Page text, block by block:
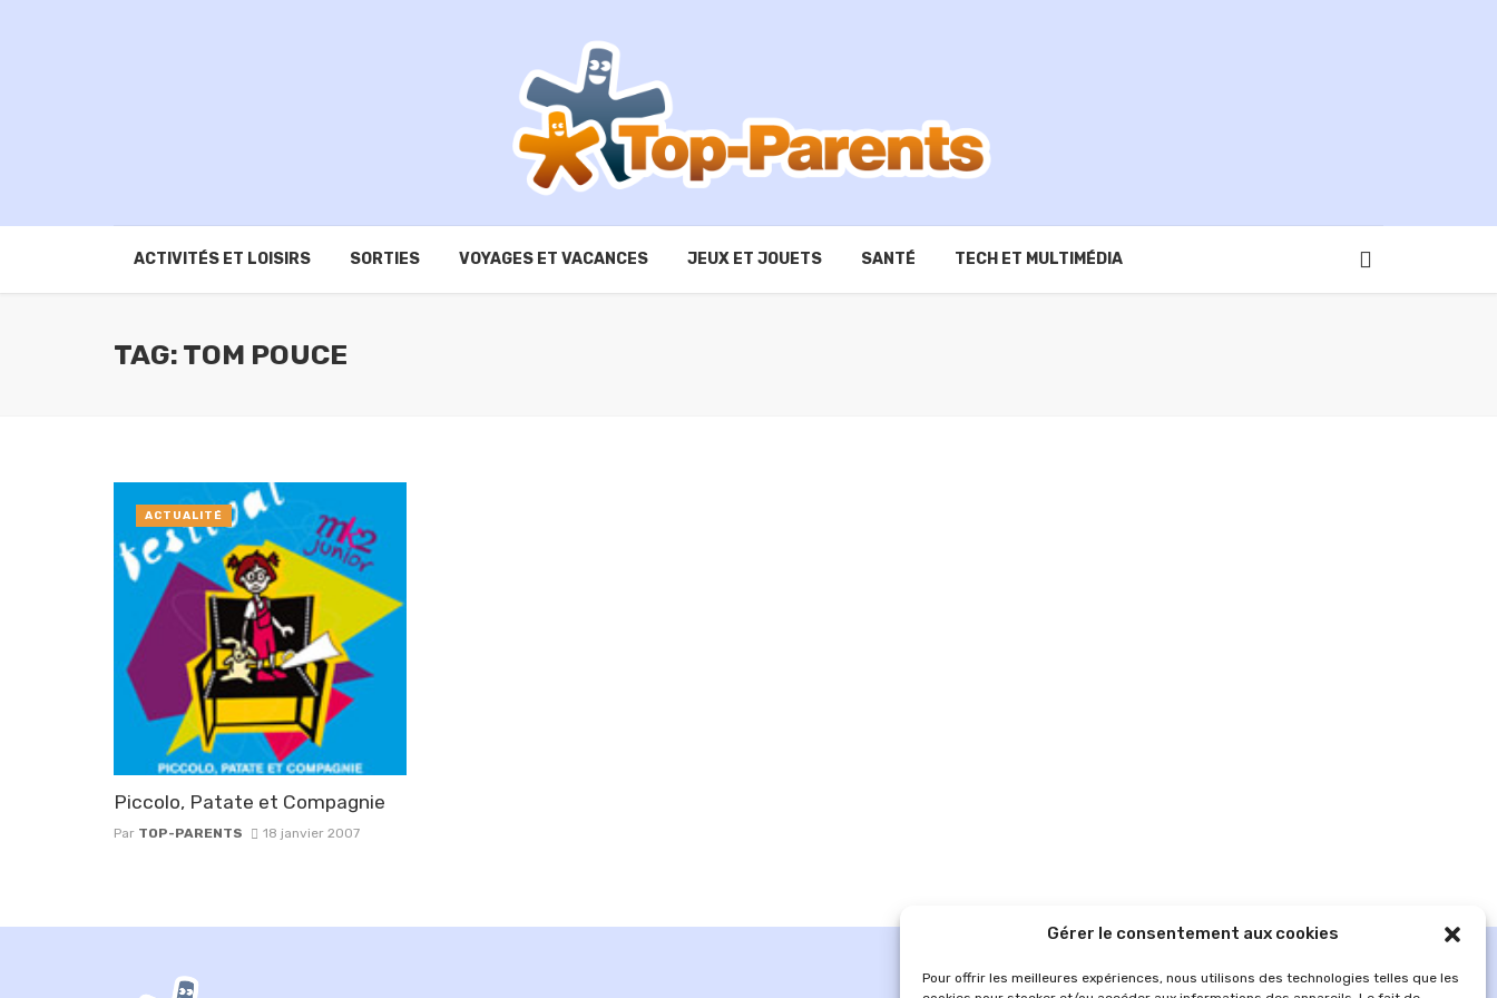
Gérer le consentement aux cookies
Pour offrir les meilleures expériences, nous utilisons des technologies telles que les
ACTIVITÉS ET LOISIRS SORTIES VOYAGES ET VACANCES JEUX ET JOUETS SANTÉ TECH ET MULTIMÉDIA
TAG: TOM POUCE
Piccolo, Patate et Compagnie
Par TOP-PARENTS 18 janvier 2007
ACTUALITÉ